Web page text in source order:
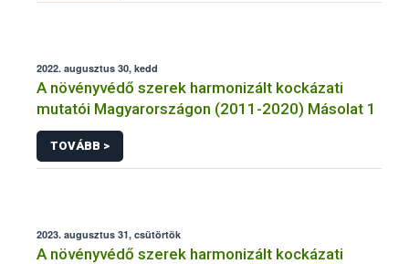
2022. augusztus 30, kedd
A növényvédő szerek harmonizált kockázati
mutatói Magyarországon (2011-2020) Másolat 1
TOVÁBB >
2023. augusztus 31, csütörtök
A növényvédő szerek harmonizált kockázati